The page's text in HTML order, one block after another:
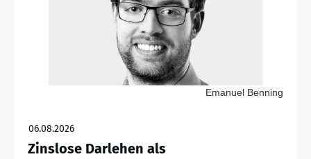
Emanuel Benning
06.08.2026
Zinslose Darlehen als